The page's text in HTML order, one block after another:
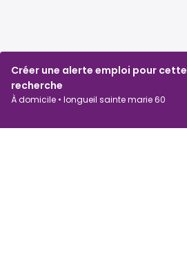
Créer une alerte emploi pour cette
recherche
À domicile • longueil sainte marie 60